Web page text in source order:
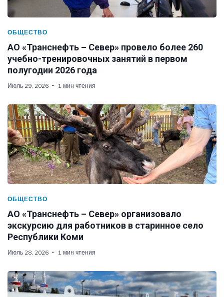
ОБЩЕСТВО
АО «Транснефть – Север» провело более 260
учебно-тренировочных занятий в первом
полугодии 2026 года
Июль 29, 2026 1 мин чтения
ОБЩЕСТВО
АО «Транснефть – Север» организовало
экскурсию для работников в старинное село
Республики Коми
Июль 28, 2026 1 мин чтения